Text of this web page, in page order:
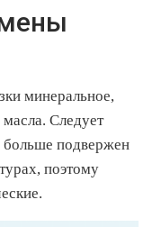
минеральное,
масла. Следует
больше подвержен
поэтому